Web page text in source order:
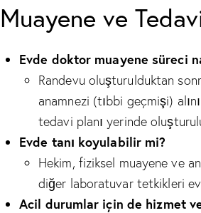
Muayene ve
Evde doktor muayene süreci
Randevu oluşturulduktan
anamnezi (tıbbi geçmişi)
tedavi planı yerinde
Evde tanı koyulabilir mi?
Hekim, fiziksel muayene ve
diğer laboratuvar tetkikleri
Acil durumlar için de hizmet